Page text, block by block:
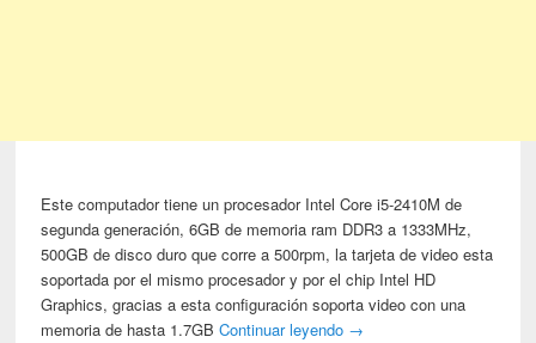
Este computador tiene un procesador Intel Core i5-2410M de
segunda generación, 6GB de memoria ram DDR3 a 1333MHz,
500GB de disco duro que corre a 500rpm, la tarjeta de video esta
soportada por el mismo procesador y por el chip Intel HD
Graphics, gracias a esta configuración soporta video con una
memoria de hasta 1.7GBContinuar leyendo →